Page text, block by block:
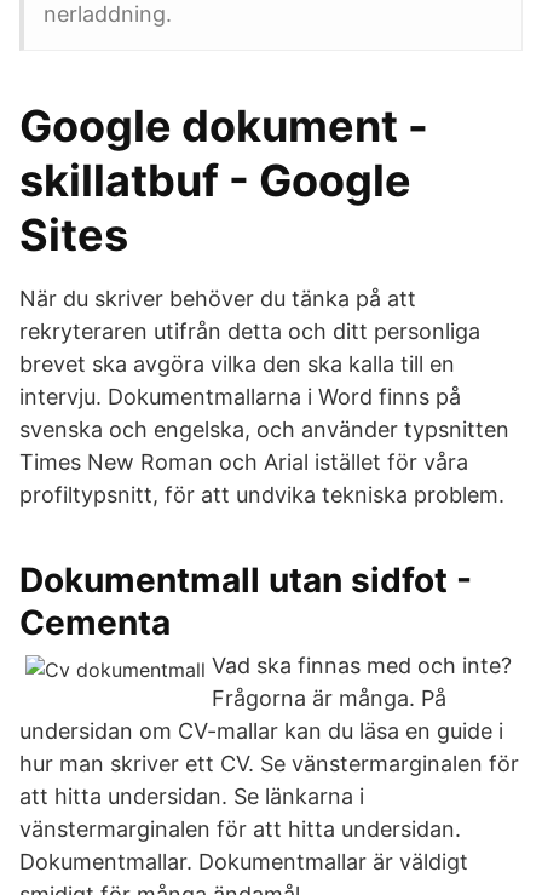
nerladdning.
Google dokument -
skillatbuf - Google
Sites
När du skriver behöver du tänka på att
rekryteraren utifrån detta och ditt personliga
brevet ska avgöra vilka den ska kalla till en
intervju. Dokumentmallarna i Word finns på
svenska och engelska, och använder typsnitten
Times New Roman och Arial istället för våra
profiltypsnitt, för att undvika tekniska problem.
Dokumentmall utan sidfot -
Cementa
Vad ska finnas med och inte?
Frågorna är många. På
undersidan om CV-mallar kan du läsa en guide i
hur man skriver ett CV. Se vänstermarginalen för
att hitta undersidan. Se länkarna i
vänstermarginalen för att hitta undersidan.
Dokumentmallar. Dokumentmallar är väldigt